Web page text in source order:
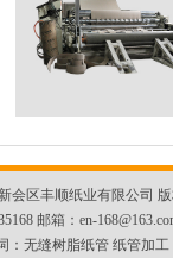
会区丰顺纸业有限公司
邮箱： en-
： 无缝树脂纸管 纸管加工